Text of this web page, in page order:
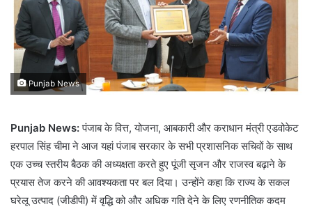
Punjab News
Punjab News:पंजाब के वित्त, योजना, आबकारी और कराधान मंत्री एडवोकेट
हरपाल सिंह चीमा ने आज यहां पंजाब सरकार के सभी प्रशासनिक सचिवों के साथ
एक उच्च स्तरीय बैठक की अध्यक्षता करते हुए पूंजी सृजन और राजस्व बढ़ाने के
प्रयास तेज करने की आवश्यकता पर बल दिया। उन्होंने कहा कि राज्य के सकल
घरेलू उत्पाद (जीडीपी) में वृद्धि को और अधिक गति देने के लिए रणनीतिक कदम